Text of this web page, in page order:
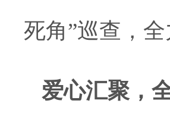
死角”巡查，
爱心汇聚，